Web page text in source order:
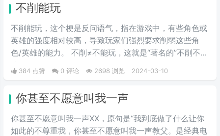
不削能玩
不削能玩，这个梗是反问语气，指在游戏中，有些角色或
英雄的强度相对较高，导致玩家们强烈要求削弱这些角
色/英雄的能力。 不削≠不能玩，这就是“著名的”不削不等
384 点赞 0 评论 2698 浏览 2024-03-10
你甚至不愿意叫我一声
你甚至不愿意叫我一声XX，原句是“我到底做了什么让你
如此的不尊重我，你甚至不愿意叫我一声教父。是经典电